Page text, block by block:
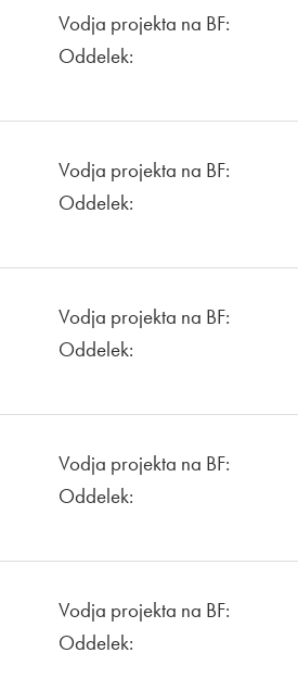
Vodja projekta na BF:
Oddelek:
Vodja projekta na BF:
Oddelek:
Vodja projekta na BF:
Oddelek:
Vodja projekta na BF:
Oddelek:
Vodja projekta na BF:
Oddelek: